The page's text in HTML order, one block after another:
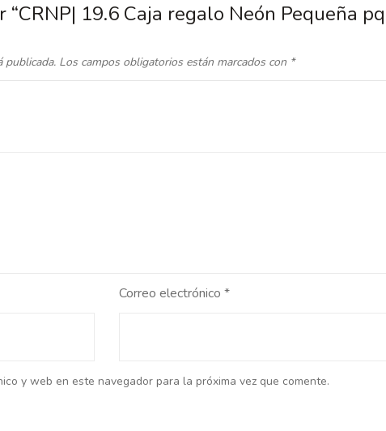
19.6 Caja regalo Neón Pequeña
publicada. Los campos obligatorios están marcados con *
Correo electrónico *
y web en este navegador para la próxima vez que comente.